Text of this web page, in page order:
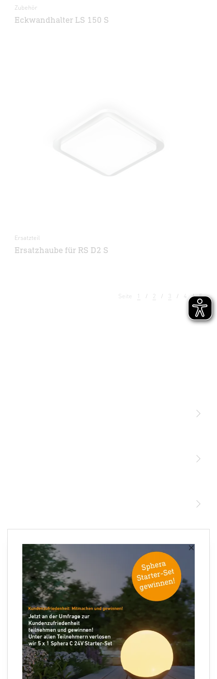
×
Zubehör
Eckwandhalter LS 150 S
Ersatzteil
Ersatzhaube für RS D2 S
Seite 1 2 3 4 5
Ihre E-Mail Adresse
Folgen Sie uns